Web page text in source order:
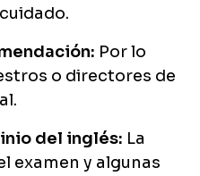
Por lo
o directores de
del inglés: La
examen y algunas